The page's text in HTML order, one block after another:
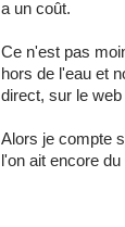
a un coût.
Ce n'est pas
hors de l'eau et
direct, sur le
Alors je compte
l'on ait encore